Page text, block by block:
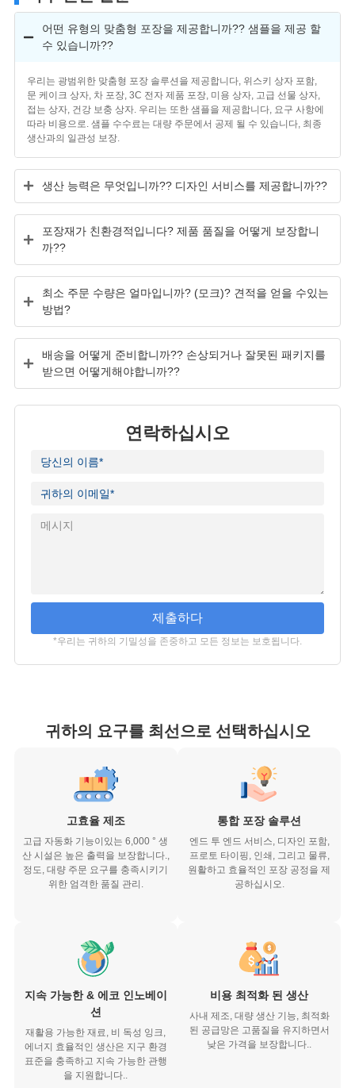
어떤 유형의 맞춤형 포장을 제공합니까?? 샘플을 제공 할
수 있습니까??
우리는 광범위한 맞춤형 포장 솔루션을 제공합니다, 위스키 상자 포함,
문 케이크 상자, 차 포장, 3C 전자 제품 포장, 미용 상자, 고급 선물 상자,
접는 상자, 건강 보충 상자. 우리는 또한 샘플을 제공합니다, 요구 사항에
따라 비용으로. 샘플 수수료는 대량 주문에서 공제 될 수 있습니다, 최종
생산과의 일관성 보장.
생산 능력은 무엇입니까?? 디자인 서비스를 제공합니까??
포장재가 친환경적입니다? 제품 품질을 어떻게 보장합니
까??
최소 주문 수량은 얼마입니까? (모크)? 견적을 얻을 수있는
방법?
배송을 어떻게 준비합니까?? 손상되거나 잘못된 패키지를
받으면 어떻게해야합니까??
연락하십시오
제출하다
*우리는 귀하의 기밀성을 존중하고 모든 정보는 보호됩니다.
귀하의 요구를 최선으로 선택하십시오
고효율 제조
고급 자동화 기능이있는 6,000 ° 생
산 시설은 높은 출력을 보장합니다.,
정도, 대량 주문 요구를 충족시키기
위한 엄격한 품질 관리.
통합 포장 솔루션
엔드 투 엔드 서비스, 디자인 포함,
프로토 타이핑, 인쇄, 그리고 물류,
원활하고 효율적인 포장 공정을 제
공하십시오.
지속 가능한 & 에코 인노베이
션
재활용 가능한 재료, 비 독성 잉크,
에너지 효율적인 생산은 지구 환경
표준을 충족하고 지속 가능한 관행
을 지원합니다..
비용 최적화 된 생산
사내 제조, 대량 생산 기능, 최적화
된 공급망은 고품질을 유지하면서
낮은 가격을 보장합니다..